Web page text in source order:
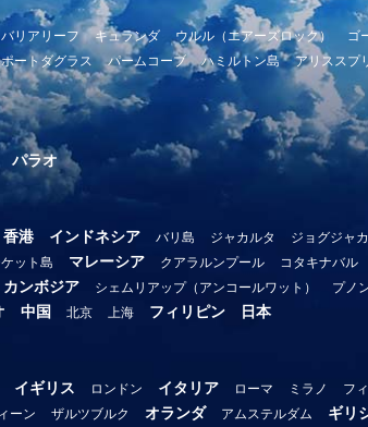
リアリーフ キュランダ ウルル（エアーズロック） ゴ
ポートダグラス パームコーブ ハミルトン島 アリススプ
パラオ
香港 インドネシア バリ島 ジャカルタ ジョグジャ
ット島 マレーシア クアラルンプール コタキナバル
カンボジア シェムリアップ（アンコールワット） プノ
中国 北京 上海 フィリピン 日本
イギリス ロンドン イタリア ローマ ミラノ フ
ーン ザルツブルク オランダ アムステルダム ギリ